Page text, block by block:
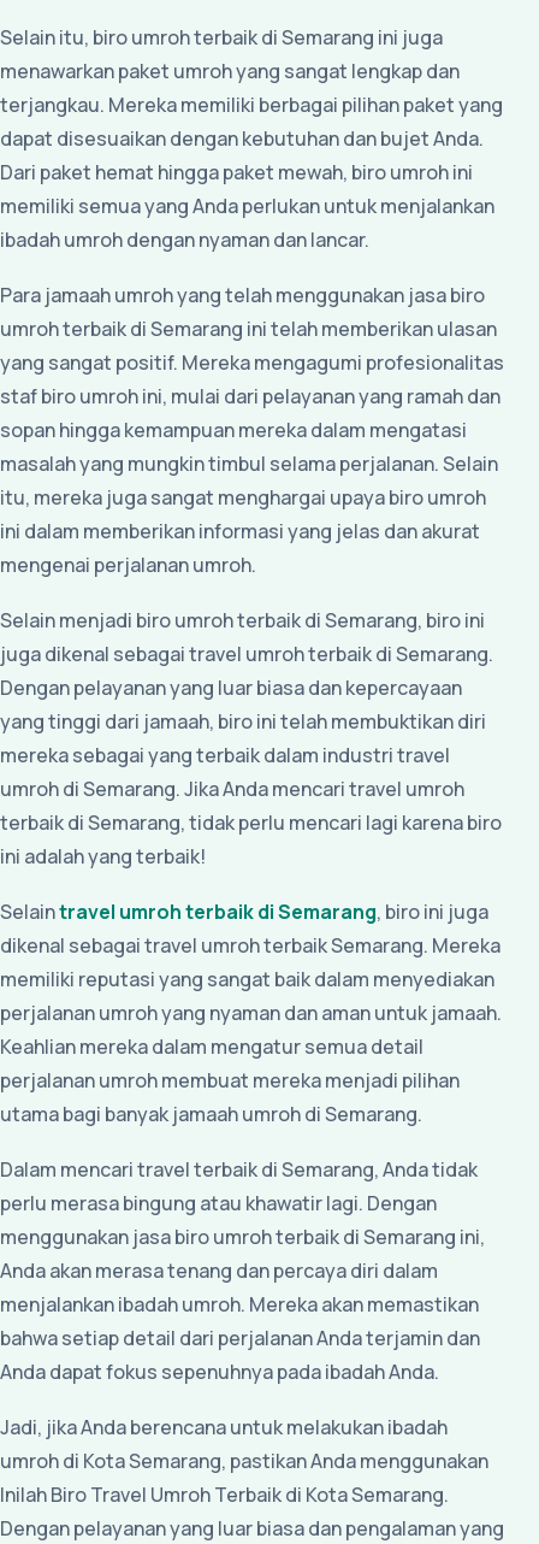
Selain itu, biro umroh terbaik di Semarang ini juga
menawarkan paket umroh yang sangat lengkap dan
terjangkau. Mereka memiliki berbagai pilihan paket yang
dapat disesuaikan dengan kebutuhan dan bujet Anda.
Dari paket hemat hingga paket mewah, biro umroh ini
memiliki semua yang Anda perlukan untuk menjalankan
ibadah umroh dengan nyaman dan lancar.
Para jamaah umroh yang telah menggunakan jasa biro
umroh terbaik di Semarang ini telah memberikan ulasan
yang sangat positif. Mereka mengagumi profesionalitas
staf biro umroh ini, mulai dari pelayanan yang ramah dan
sopan hingga kemampuan mereka dalam mengatasi
masalah yang mungkin timbul selama perjalanan. Selain
itu, mereka juga sangat menghargai upaya biro umroh
ini dalam memberikan informasi yang jelas dan akurat
mengenai perjalanan umroh.
Selain menjadi biro umroh terbaik di Semarang, biro ini
juga dikenal sebagai travel umroh terbaik di Semarang.
Dengan pelayanan yang luar biasa dan kepercayaan
yang tinggi dari jamaah, biro ini telah membuktikan diri
mereka sebagai yang terbaik dalam industri travel
umroh di Semarang. Jika Anda mencari travel umroh
terbaik di Semarang, tidak perlu mencari lagi karena biro
ini adalah yang terbaik!
Selaintravel umroh terbaik di Semarang, biro ini juga
dikenal sebagai travel umroh terbaik Semarang. Mereka
memiliki reputasi yang sangat baik dalam menyediakan
perjalanan umroh yang nyaman dan aman untuk jamaah.
Keahlian mereka dalam mengatur semua detail
perjalanan umroh membuat mereka menjadi pilihan
utama bagi banyak jamaah umroh di Semarang.
Dalam mencari travel terbaik di Semarang, Anda tidak
perlu merasa bingung atau khawatir lagi. Dengan
menggunakan jasa biro umroh terbaik di Semarang ini,
Anda akan merasa tenang dan percaya diri dalam
menjalankan ibadah umroh. Mereka akan memastikan
bahwa setiap detail dari perjalanan Anda terjamin dan
Anda dapat fokus sepenuhnya pada ibadah Anda.
Jadi, jika Anda berencana untuk melakukan ibadah
umroh di Kota Semarang, pastikan Anda menggunakan
Inilah Biro Travel Umroh Terbaik di Kota Semarang.
Dengan pelayanan yang luar biasa dan pengalaman yang